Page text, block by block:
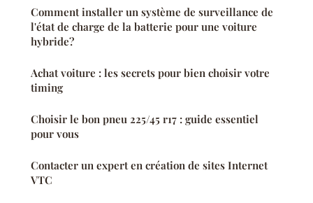
Comment installer un système de surveillance de
l'état de charge de la batterie pour une voiture
hybride?
Achat voiture : les secrets pour bien choisir votre
timing
Choisir le bon pneu 225/45 r17 : guide essentiel
pour vous
Contacter un expert en création de sites Internet
VTC